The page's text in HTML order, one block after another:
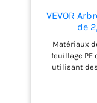
VEVOR
de
Plante
Matériaux
feuillage PE
utilisant
Durable et